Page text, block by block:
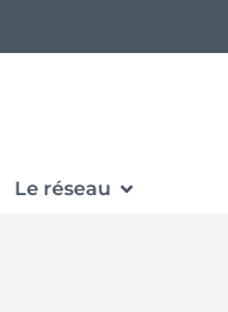
Le réseau